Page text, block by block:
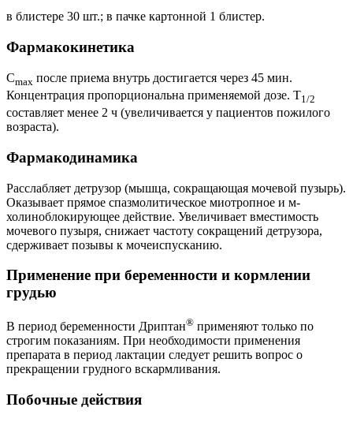
в блистере 30 шт.; в пачке картонной 1 блистер.
Фармакокинетика
Cmax после приема внутрь достигается через 45 мин.
Концентрация пропорциональна применяемой дозе. T1/2
составляет менее 2 ч (увеличивается у пациентов пожилого
возраста).
Фармакодинамика
Расслабляет детрузор (мышца, сокращающая мочевой пузырь).
Оказывает прямое спазмолитическое миотропное и м-
холиноблокирующее действие. Увеличивает вместимость
мочевого пузыря, снижает частоту сокращений детрузора,
сдерживает позывы к мочеиспусканию.
Применение при беременности и кормлении
грудью
В период беременности Дриптан® применяют только по
строгим показаниям. При необходимости применения
препарата в период лактации следует решить вопрос о
прекращении грудного вскармливания.
Побочные действия